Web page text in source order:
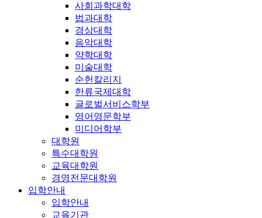
사회과학대학
법과대학
경상대학
음악대학
약학대학
미술대학
순헌칼리지
한류국제대학
글로벌서비스학부
영어영문학부
미디어학부
대학원
특수대학원
교육대학원
경영전문대학원
입학안내
입학안내
교육기관